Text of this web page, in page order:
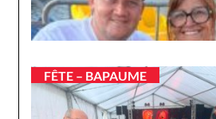
FÊTE – BAPAUME